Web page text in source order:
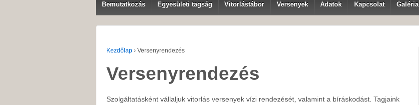
Bemutatkozás Egyesületi tagság Vitorlástábor Versenyek Adatok Kapcsolat Galéria
Kezdőlap › Versenyrendezés
Versenyrendezés
Szolgáltatásként vállaljuk vitorlás versenyek vízi rendezését, valamint a bíráskodást. Tagjaink